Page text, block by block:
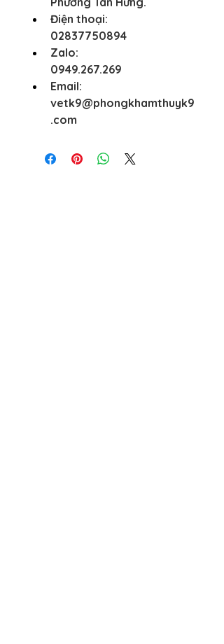
Điện thoại:
02837750894
Zalo:
0949.267.269
Email:
vetk9@phongkhamthuyk9
.com